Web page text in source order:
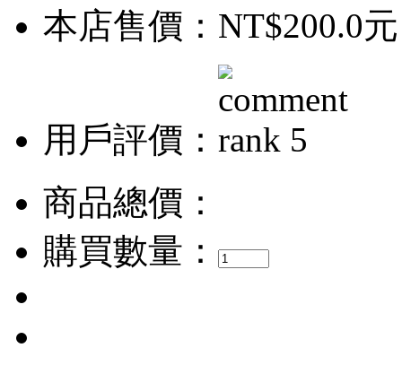
本店售價： NT$200.0元
用戶評價：
商品總價：
購買數量：